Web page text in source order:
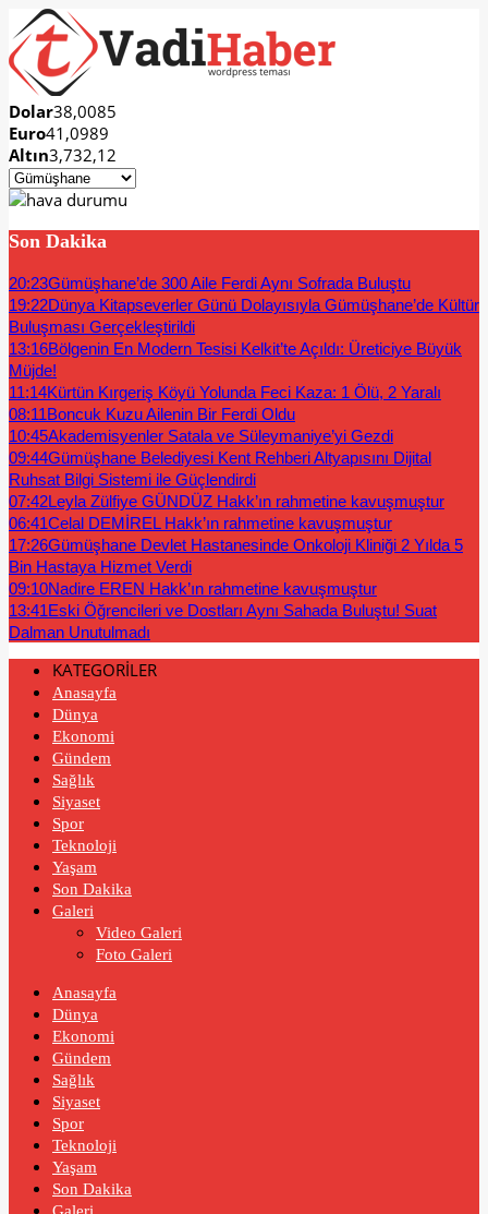
Dolar38,0085
Euro41,0989
Altın3,732,12
Son Dakika
20:23Gümüşhane’de 300 Aile Ferdi Aynı Sofrada Buluştu
19:22Dünya Kitapseverler Günü Dolayısıyla Gümüşhane’de Kültür
Buluşması Gerçekleştirildi
13:16Bölgenin En Modern Tesisi Kelkit’te Açıldı: Üreticiye Büyük
Müjde!
11:14Kürtün Kırgeriş Köyü Yolunda Feci Kaza: 1 Ölü, 2 Yaralı
08:11Boncuk Kuzu Ailenin Bir Ferdi Oldu
10:45Akademisyenler Satala ve Süleymaniye’yi Gezdi
09:44Gümüşhane Belediyesi Kent Rehberi Altyapısını Dijital
Ruhsat Bilgi Sistemi ile Güçlendirdi
07:42Leyla Zülfiye GÜNDÜZ Hakk’ın rahmetine kavuşmuştur
06:41Celal DEMİREL Hakk’ın rahmetine kavuşmuştur
17:26Gümüşhane Devlet Hastanesinde Onkoloji Kliniği 2 Yılda 5
Bin Hastaya Hizmet Verdi
09:10Nadire EREN Hakk’ın rahmetine kavuşmuştur
13:41Eski Öğrencileri ve Dostları Aynı Sahada Buluştu! Suat
Dalman Unutulmadı
KATEGORİLER
Anasayfa
Dünya
Ekonomi
Gündem
Sağlık
Siyaset
Spor
Teknoloji
Yaşam
Son Dakika
Galeri
Video Galeri
Foto Galeri
Anasayfa
Dünya
Ekonomi
Gündem
Sağlık
Siyaset
Spor
Teknoloji
Yaşam
Son Dakika